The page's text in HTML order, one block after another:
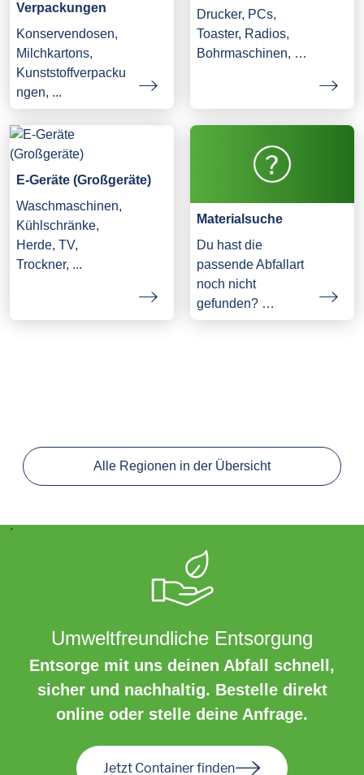
Verpackungen
Konservendosen,
Milchkartons,
Kunststoffverpacku
ngen, ...
Drucker, PCs,
Toaster, Radios,
Bohrmaschinen, …
E-Geräte (Großgeräte)
Waschmaschinen,
Kühlschränke,
Herde, TV,
Trockner, ...
Materialsuche
Du hast die
passende Abfallart
noch nicht
gefunden? …
Alle Regionen in der Übersicht
´
Umweltfreundliche Entsorgung
Entsorge mit uns deinen Abfall schnell,
sicher und nachhaltig. Bestelle direkt
online oder stelle deine Anfrage.
Jetzt Container finden